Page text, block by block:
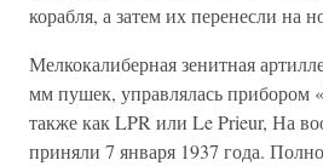
корабля, а затем их перенесли на
Мелкокалиберная зенитная
мм пушек, управлялась прибором
также как LPR или Le Prieur, На
приняли 7 января 1937 года.